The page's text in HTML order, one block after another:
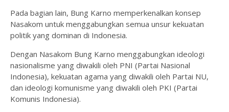
Pada bagian lain, Bung Karno memperkenalkan konsep
Nasakom untuk menggabungkan semua unsur kekuatan
politik yang dominan di Indonesia.
Dengan Nasakom Bung Karno menggabungkan ideologi
nasionalisme yang diwakili oleh PNI (Partai Nasional
Indonesia), kekuatan agama yang diwakili oleh Partai NU,
dan ideologi komunisme yang diwakili oleh PKI (Partai
Komunis Indonesia).